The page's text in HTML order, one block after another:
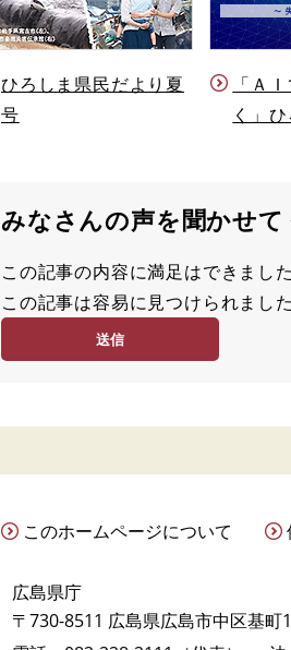
ひろしま県民だより夏
号
「Ａ
く」
みなさんの声を聞かせ
満
足
この記事の内容に満足はできまし
容
度
この記事は容易に見つけられまし
このホームページについて
広島県庁
〒730-8511 広島県広島市中区基町